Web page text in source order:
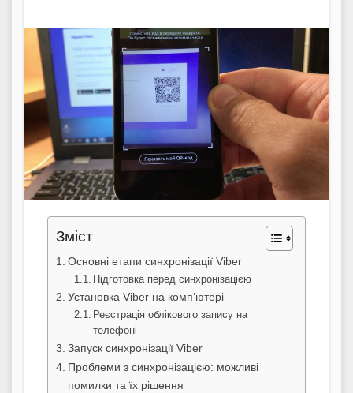
Зміст
Основні етапи синхронізації Viber
Підготовка перед синхронізацією
Установка Viber на комп’ютері
Реєстрація облікового запису на
телефоні
Запуск синхронізації Viber
Проблеми з синхронізацією: можливі
помилки та їх рішення